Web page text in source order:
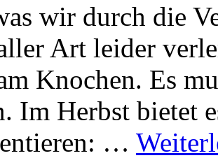
wir durch die
Art leider
Knochen. Es
Im Herbst bietet
…